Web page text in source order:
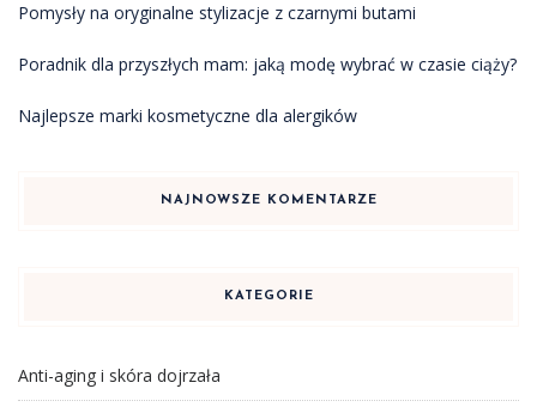
Pomysły na oryginalne stylizacje z czarnymi butami
Poradnik dla przyszłych mam: jaką modę wybrać w czasie ciąży?
Najlepsze marki kosmetyczne dla alergików
NAJNOWSZE KOMENTARZE
KATEGORIE
Anti-aging i skóra dojrzała